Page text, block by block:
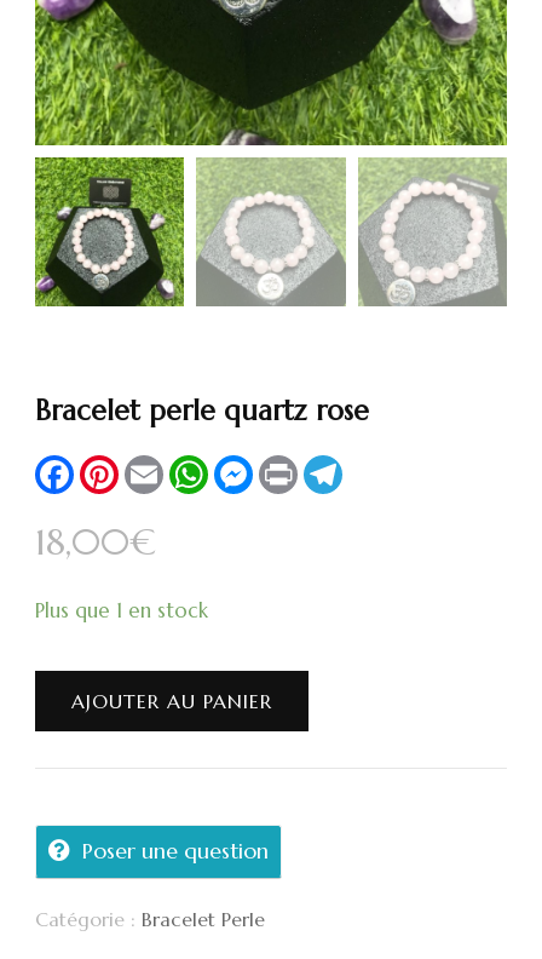
Bracelet perle quartz rose
FacebookPinterest
Email WhatsApp
Messenger
Print
18,00€
Plus que 1 en stock
AJOUTER AU PANIER
Poser une question
Catégorie : Bracelet Perle